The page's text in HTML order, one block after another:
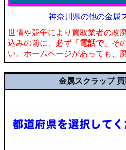
神奈川県の他の金属
世情や競争により買取業者の改
込みの前に、必ず 「電話で」 そ
い。ホームページがあっても、
金属スクラップ